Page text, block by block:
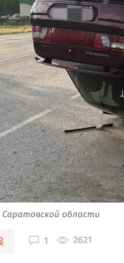
области
1 2621